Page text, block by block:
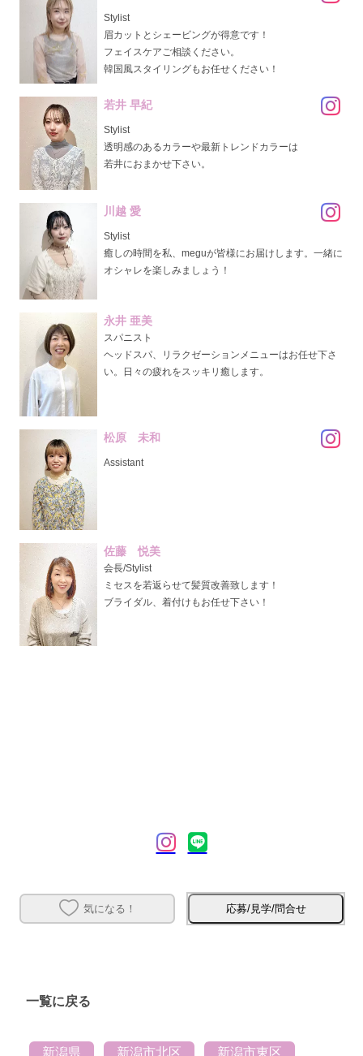
Stylist
眉カットとシェービングが得意です！
フェイスケアご相談ください。
韓国風スタイリングもお任せください！
若井 早紀
Stylist
透明感のあるカラーや最新トレンドカラーは
若井におまかせ下さい。
川越 愛
Stylist
癒しの時間を私、meguが皆様にお届けします。一緒に
オシャレを楽しみましょう！
永井 亜美
スパニスト
ヘッドスパ、リラクゼーションメニューはお任せ下さ
い。日々の疲れをスッキリ癒します。
松原 未和
Assistant
佐藤 悦美
会長/Stylist
ミセスを若返らせて髪質改善致します！
ブライダル、着付けもお任せ下さい！
気になる！ 応募/見学/問合せ
一覧に戻る
新潟県 新潟市北区 新潟市東区